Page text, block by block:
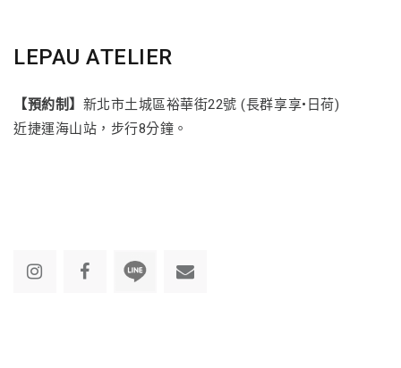
LEPAU ATELIER
【預約制】 新北市土城區裕華街22號 (長群享享•日荷)
近捷運海山站，步行8分鐘。